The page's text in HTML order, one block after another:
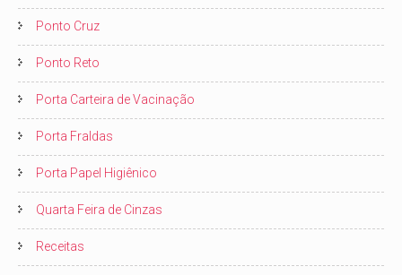
Ponto Cruz
Ponto Reto
Porta Carteira de Vacinação
Porta Fraldas
Porta Papel Higiênico
Quarta Feira de Cinzas
Receitas